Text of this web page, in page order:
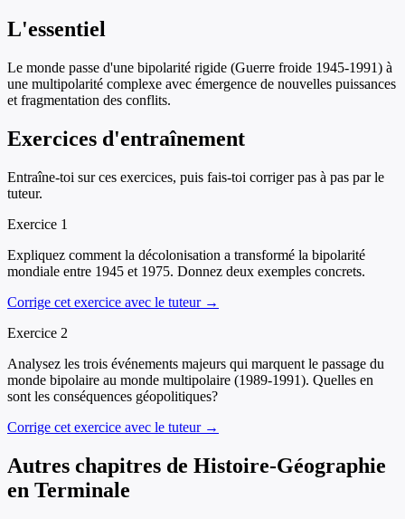
L'essentiel
Le monde passe d'une bipolarité rigide (Guerre froide 1945-1991) à
une multipolarité complexe avec émergence de nouvelles puissances
et fragmentation des conflits.
Exercices d'entraînement
Entraîne-toi sur ces exercices, puis fais-toi corriger pas à pas par le
tuteur.
Exercice 1
Expliquez comment la décolonisation a transformé la bipolarité
mondiale entre 1945 et 1975. Donnez deux exemples concrets.
Corrige cet exercice avec le tuteur →
Exercice 2
Analysez les trois événements majeurs qui marquent le passage du
monde bipolaire au monde multipolaire (1989-1991). Quelles en
sont les conséquences géopolitiques?
Corrige cet exercice avec le tuteur →
Autres chapitres de Histoire-Géographie
en Terminale